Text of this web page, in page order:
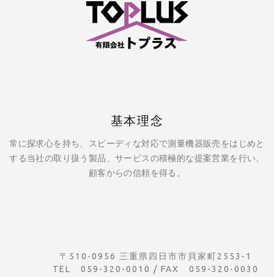
基本理念
常に探求心を持ち、スピーディな対応で測量機器販売をはじめと
する当社の取り扱う製品、サービスの積極的な提案営業を行い、
顧客からの信頼を得る。
〒510-0956 三重県四日市市貝家町2553-1
TEL 059-320-0010 / FAX 059-320-0030